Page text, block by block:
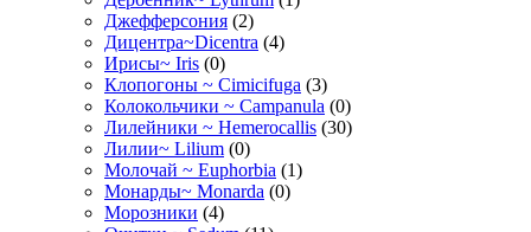
Джефферсония (2)
Дицентра~Dicentra (4)
Ирисы~ Iris (0)
Клопогоны ~ Cimicifuga (3)
Колокольчики ~ Campanula (0)
Лилейники ~ Hemerocallis (30)
Лилии~ Lilium (0)
Молочай ~ Euphorbia (1)
Монарды~ Monarda (0)
Морозники (4)